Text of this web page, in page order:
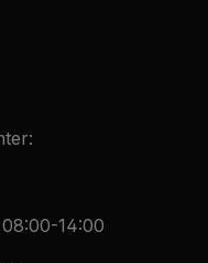
14:00